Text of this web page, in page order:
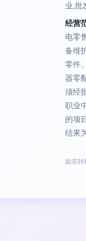
业,批
经营
电零
备维
零件
器零
须经
职业
的项
结果
如若